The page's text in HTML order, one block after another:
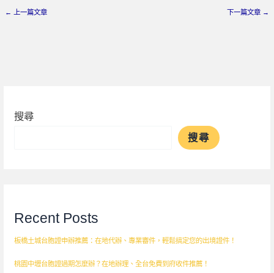
← 上一篇文章 下一篇文章 →
搜尋
搜尋
Recent Posts
板橋土城台胞證申辦推薦：在地代辦、專業審件，輕鬆搞定您的出境證件！
桃園中壢台胞證過期怎麼辦？在地辦理、全台免費到府收件推薦！